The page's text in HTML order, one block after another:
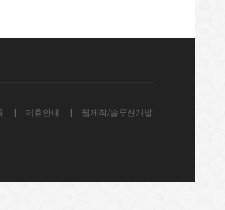
제휴안내 웹제작/솔루션개발